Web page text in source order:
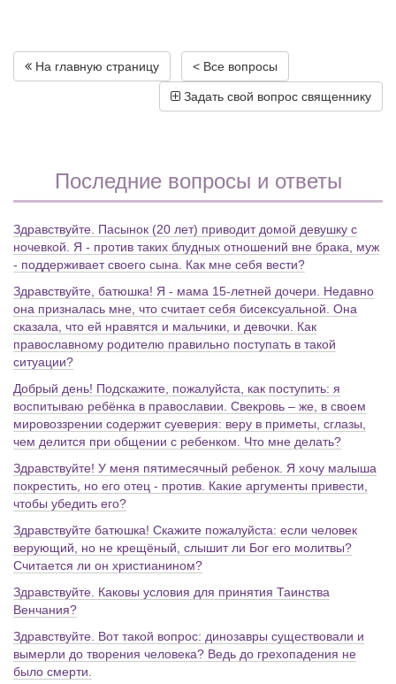
На главную страницу < Все вопросы
Задать свой вопрос священнику
Последние вопросы и ответы
Здравствуйте. Пасынок (20 лет) приводит домой девушку с
ночевкой. Я - против таких блудных отношений вне брака, муж
- поддерживает своего сына. Как мне себя вести?
Здравствуйте, батюшка! Я - мама 15-летней дочери. Недавно
она призналась мне, что считает себя бисексуальной. Она
сказала, что ей нравятся и мальчики, и девочки. Как
православному родителю правильно поступать в такой
ситуации?
Добрый день! Подскажите, пожалуйста, как поступить: я
воспитываю ребёнка в православии. Свекровь – же, в своем
мировоззрении содержит суеверия: веру в приметы, сглазы,
чем делится при общении с ребенком. Что мне делать?
Здравствуйте! У меня пятимесячный ребенок. Я хочу малыша
покрестить, но его отец - против. Какие аргументы привести,
чтобы убедить его?
Здравствуйте батюшка! Скажите пожалуйста: если человек
верующий, но не крещёный, слышит ли Бог его молитвы?
Считается ли он христианином?
Здравствуйте. Каковы условия для принятия Таинства
Венчания?
Здравствуйте. Вот такой вопрос: динозавры существовали и
вымерли до творения человека? Ведь до грехопадения не
было смерти.